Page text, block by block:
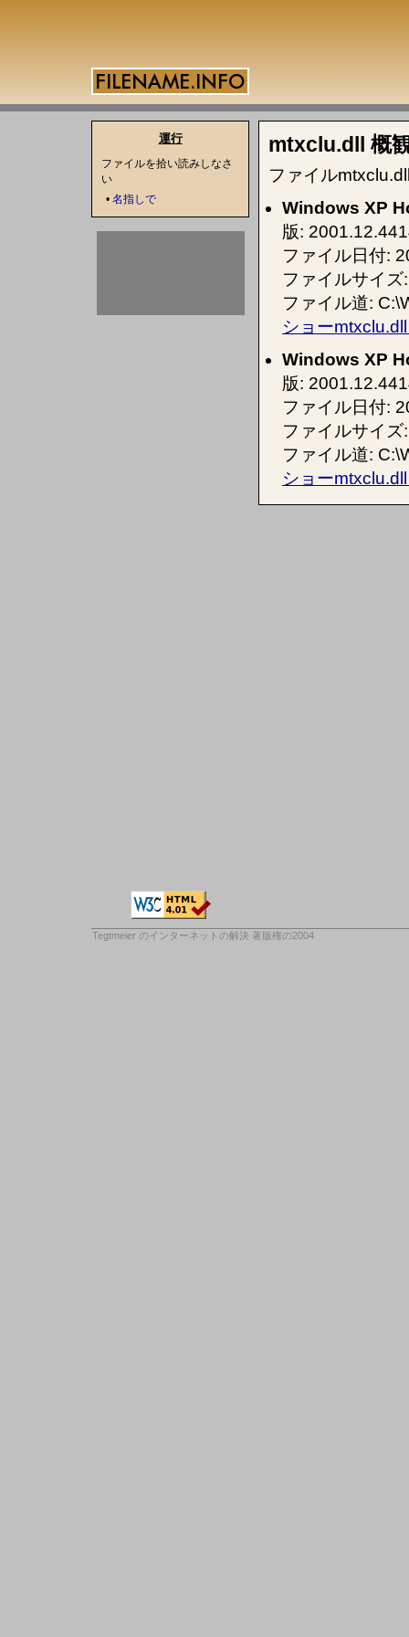
mtxclu.dll 概
ファイル
Windows XP
版:
ファイル日付:
ファイルサイ
ファイル道:
ショー
Windows XP
版:
ファイル日付:
ファイルサイ
ファイル道:
ショー
運行
ファイルを拾い読みしなさ
い
• 名指しで
Tegtmeier のインターネットの解決 著版権の2004